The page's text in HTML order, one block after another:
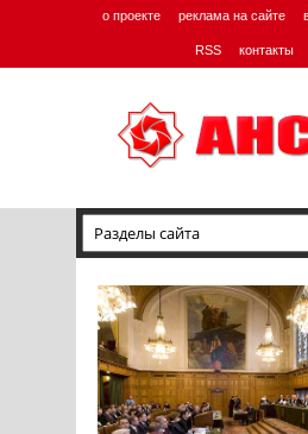
о проекте реклама на сайте
RSS контакты